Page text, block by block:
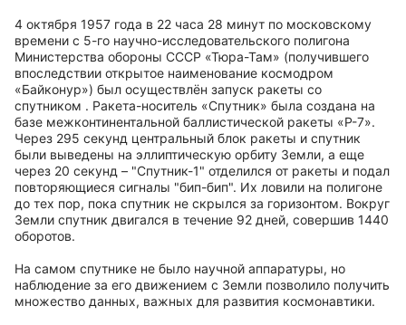
4 октября 1957 года в 22 часа 28 минут по московскому
времени с 5-го научно-исследовательского полигона
Министерства обороны СССР «Тюра-Там» (получившего
впоследствии открытое наименование космодром
«Байконур») был осуществлён запуск ракеты со
спутником . Ракета-носитель «Спутник» была создана на
базе межконтинентальной баллистической ракеты «Р-7».
Через 295 секунд центральный блок ракеты и спутник
были выведены на эллиптическую орбиту Земли, а еще
через 20 секунд – "Спутник-1" отделился от ракеты и подал
повторяющиеся сигналы "бип-бип". Их ловили на полигоне
до тех пор, пока спутник не скрылся за горизонтом. Вокруг
Земли спутник двигался в течение 92 дней, совершив 1440
оборотов.
На самом спутнике не было научной аппаратуры, но
наблюдение за его движением с Земли позволило получить
множество данных, важных для развития космонавтики.